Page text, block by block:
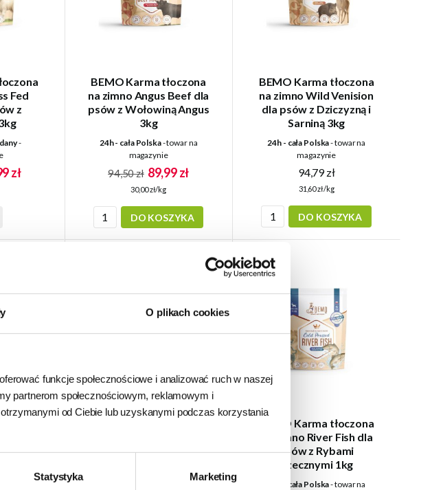
O plikach cookies
funkcje społecznościowe i analizować ruch w naszej
partnerom społecznościowym, reklamowym i
od Ciebie lub uzyskanymi podczas korzystania
Statystyka Marketing
Fed
z
-
zł
BEMO Karma tłoczona
na zimno Angus Beef dla
psów z Wołowiną Angus
3kg
24h - cała Polska- towar na
magazynie
94,50 zł 89,99 zł
30,00 zł/kg
DO KOSZYKA
BEMO Karma tłoczona
na zimno Wild Venision
dla psów z Dziczyzną i
Sarniną 3kg
24h - cała Polska- towar na
magazynie
94,79 zł
31,60 zł/kg
DO KOSZYKA
dla psów z Dziczyzną i
BEMO Karma tłoczona
na zimno River Fish dla
psów z Rybami
Rzecznymi 1kg
24h - cała Polska- towar na